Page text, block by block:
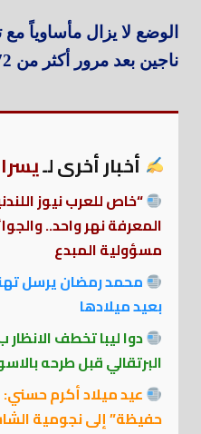
الوضع لا يزال مأساوياً
ناجين بعد مرور أكثر من 72 ساعة على الزلزال
أخبار أخرى لـ
“خاص للعرب نيوز
المعرفة نهر واحد..
مسؤولية المبدع
محمد رمضان يرسل
بعيد ميلادها
البرتقالي قبل طرحه
عيد ميلاد أكرم
حفيظة” إلى نجومية